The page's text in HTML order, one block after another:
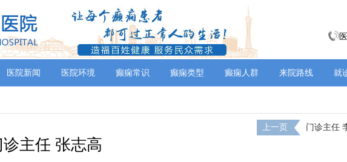
医院新闻 医院环境 癫痫常识 癫痫类型 癫痫人群 来院路线 就
主任 张志高
上一页
门诊主任